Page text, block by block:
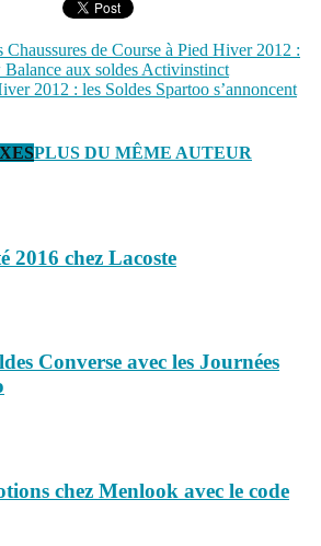
Chaussures de Course à Pied Hiver 2012 :
aux soldes Activinstinct
2012 : les Soldes Spartoo s’annoncent
PLUS DU MÊME AUTEUR
2016 chez Lacoste
Converse avec les Journées
chez Menlook avec le code